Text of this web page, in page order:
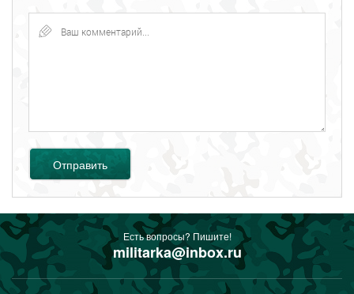
Отправить
Есть вопросы? Пишите!
militarka@inbox.ru